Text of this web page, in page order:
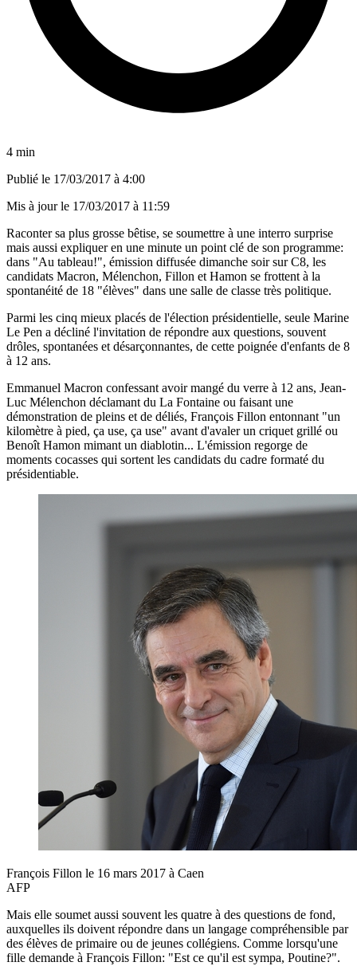
4 min
Publié le 17/03/2017 à 4:00
Mis à jour le 17/03/2017 à 11:59
Raconter sa plus grosse bêtise, se soumettre à une interro surprise
mais aussi expliquer en une minute un point clé de son programme:
dans "Au tableau!", émission diffusée dimanche soir sur C8, les
candidats Macron, Mélenchon, Fillon et Hamon se frottent à la
spontanéité de 18 "élèves" dans une salle de classe très politique.
Parmi les cinq mieux placés de l'élection présidentielle, seule Marine
Le Pen a décliné l'invitation de répondre aux questions, souvent
drôles, spontanées et désarçonnantes, de cette poignée d'enfants de 8
à 12 ans.
Emmanuel Macron confessant avoir mangé du verre à 12 ans, Jean-
Luc Mélenchon déclamant du La Fontaine ou faisant une
démonstration de pleins et de déliés, François Fillon entonnant "un
kilomètre à pied, ça use, ça use" avant d'avaler un criquet grillé ou
Benoît Hamon mimant un diablotin... L'émission regorge de
moments cocasses qui sortent les candidats du cadre formaté du
présidentiable.
François Fillon le 16 mars 2017 à Caen
AFP
Mais elle soumet aussi souvent les quatre à des questions de fond,
auxquelles ils doivent répondre dans un langage compréhensible par
des élèves de primaire ou de jeunes collégiens. Comme lorsqu'une
fille demande à François Fillon: "Est ce qu'il est sympa, Poutine?".